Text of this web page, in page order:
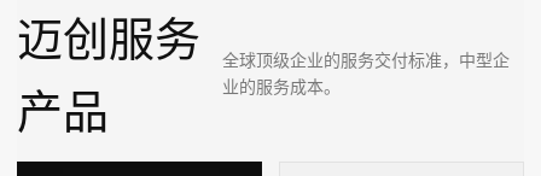
迈创服务
产品
全球顶级企业的服务交付标准，中型企
业的服务成本。